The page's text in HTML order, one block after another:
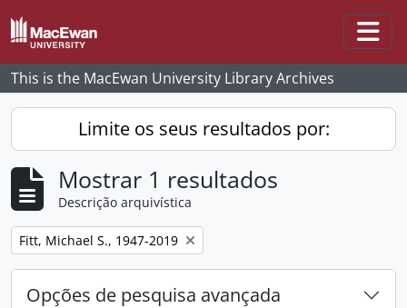
Skip to main content
This is the MacEwan University Library Archives
Limite os seus resultados por:
Mostrar 1 resultados
Descrição arquivística
Remove filter:
Fitt, Michael S., 1947-2019
Opções de pesquisa avançada